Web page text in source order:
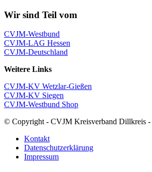
Wir sind Teil vom
CVJM-Westbund
CVJM-LAG Hessen
CVJM-Deutschland
Weitere Links
CVJM-KV Wetzlar-Gießen
CVJM-KV Siegen
CVJM-Westbund Shop
© Copyright - CVJM Kreisverband Dillkreis -
Kontakt
Datenschutzerklärung
Impressum